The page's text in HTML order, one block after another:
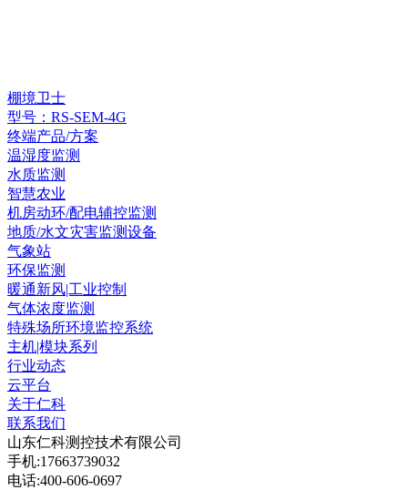
棚境卫士
型号：RS-SEM-4G
终端产品/方案
温湿度监测
水质监测
智慧农业
机房动环/配电辅控监测
地质/水文灾害监测设备
气象站
环保监测
暖通新风|工业控制
气体浓度监测
特殊场所环境监控系统
主机|模块系列
行业动态
云平台
关于仁科
联系我们
山东仁科测控技术有限公司
手机:17663739032
电话:400-606-0697